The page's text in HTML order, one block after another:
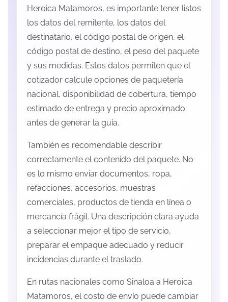
Heroica Matamoros, es importante tener listos
los datos del remitente, los datos del
destinatario, el código postal de origen, el
código postal de destino, el peso del paquete
y sus medidas. Estos datos permiten que el
cotizador calcule opciones de paquetería
nacional, disponibilidad de cobertura, tiempo
estimado de entrega y precio aproximado
antes de generar la guía.
También es recomendable describir
correctamente el contenido del paquete. No
es lo mismo enviar documentos, ropa,
refacciones, accesorios, muestras
comerciales, productos de tienda en línea o
mercancía frágil. Una descripción clara ayuda
a seleccionar mejor el tipo de servicio,
preparar el empaque adecuado y reducir
incidencias durante el traslado.
En rutas nacionales como Sinaloa a Heroica
Matamoros, el costo de envío puede cambiar